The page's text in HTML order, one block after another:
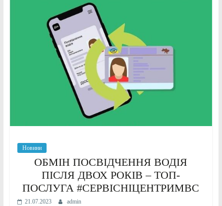
Новини
ОБМІН ПОСВІДЧЕННЯ ВОДІЯ
ПІСЛЯ ДВОХ РОКІВ – ТОП-
ПОСЛУГА #СЕРВІСНІЦЕНТРИМВС
21.07.2023 admin